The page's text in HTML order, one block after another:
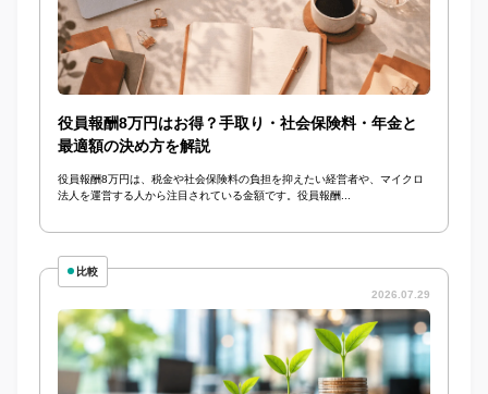
役員報酬8万円はお得？手取り・社会保険料・年金と
最適額の決め方を解説
役員報酬8万円は、税金や社会保険料の負担を抑えたい経営者や、マイクロ
法人を運営する人から注目されている金額です。役員報酬...
比較
2026.07.29